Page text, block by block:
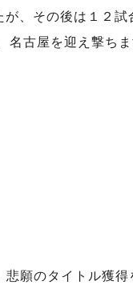
、その後は１２
古屋を迎え撃ち
願のタイトル獲